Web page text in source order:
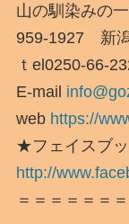
山の馴染みの
959-1927 新
ｔel0250-66-
E-mail
web https://
★フェイスブ
http://
＝＝＝＝＝＝